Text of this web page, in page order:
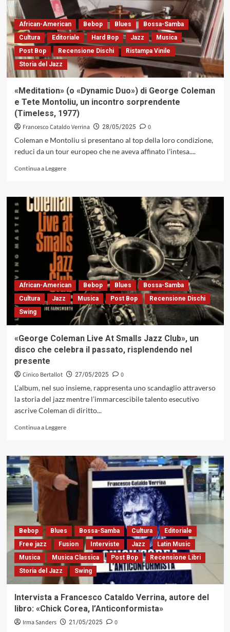
(Caligola
Records,
2025)
Foster,
re
dei
tamburi
alla
corte
di
Miles
Davis.
Doppio
Jazz
lo
ricorda
African-American Bebop Blues
Bossa-Samba
Cultura
Editoriale Hard Bop Jazz
Musica
Post Bop
Recensione Dischi
Ristampa Vinile
Storia del Jazz
«Meditation» (o «Dynamic Duo») di George Coleman
e Tete Montoliu, un incontro sorprendente
(Timeless, 1977)
Francesco Cataldo Verrina 28/05/2025
0
Coleman e Montoliu si presentano al top della loro condizione,
reduci da un tour europeo che ne aveva affinato l'intesa....
Continua a LeggereLeggi
su
«Meditation»
(o
«Dynamic
Duo»)
di
George
Coleman
e
Tete
Montoliu,
un
incontro
sorprendente
1977)
African-American Bebop Blues
Bossa-Samba
Cultura
Jazz Musica Post Bop
Recensione Dischi
Swing
«George Coleman Live At Smalls Jazz Club», un
disco che celebra il passato, risplendendo nel
presente
Cinico Bertallot 27/05/2025
0
L’album, nel suo insieme, rappresenta uno scandaglio attraverso
la storia del jazz mentre l’immarcescibile talento esecutivo
ascrive Coleman di diritto...
Continua a LeggereLeggi
su
«George
Coleman
Live
Smalls
Club»,
un
disco
che
celebra
passato,
nel
presente
Bebop Blues Bossa-Samba Cultura
Editoriale
Free jazz
Fusion Interviste Jazz
Latin Music
Musica
Musica Classica Post Bop
Recensione Libri
Storia del Jazz
Swing
Intervista a Francesco Cataldo Verrina, autore del
libro: «Chick Corea, l’Anticonformista»
Irma Sanders 21/05/2025
0